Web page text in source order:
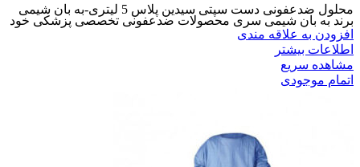
محلول ضدعفونی دست سپتی سیدین پلاس 5 لیتری-به بان شیمی
برند به بان شیمی سری محصولات ضدعفونی تخصصی پزشکی خود
افزودن به علاقه مندی
اطلاعات بیشتر
مشاهده سریع
اتمام موجودی